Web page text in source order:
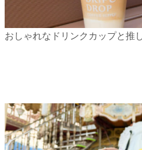
おしゃれなドリンクカップと推